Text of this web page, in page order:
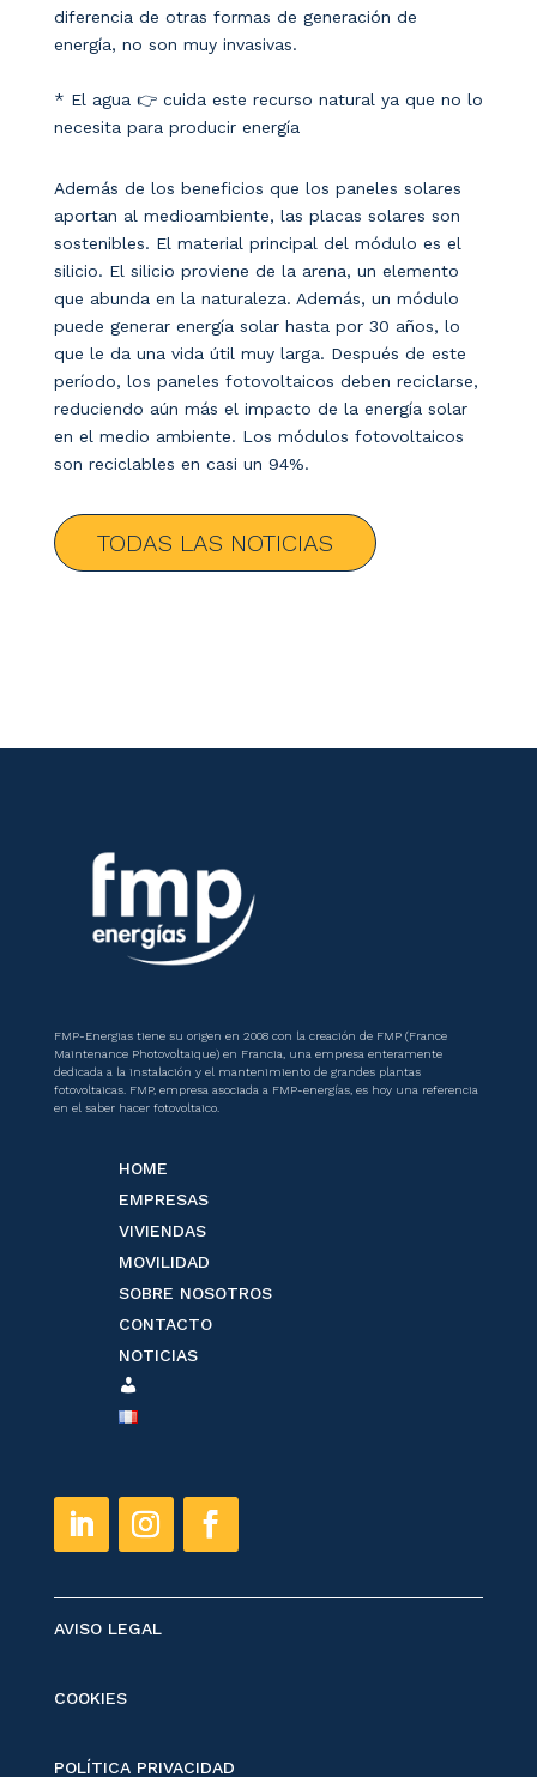
diferencia de otras formas de generación de
energía, no son muy invasivas.
* El agua 👉 cuida este recurso natural ya que no lo
necesita para producir energía
Además de los beneficios que los paneles solares
aportan al medioambiente, las placas solares son
sostenibles. El material principal del módulo es el
silicio. El silicio proviene de la arena, un elemento
que abunda en la naturaleza. Además, un módulo
puede generar energía solar hasta por 30 años, lo
que le da una vida útil muy larga. Después de este
período, los paneles fotovoltaicos deben reciclarse,
reduciendo aún más el impacto de la energía solar
en el medio ambiente. Los módulos fotovoltaicos
son reciclables en casi un 94%.
TODAS LAS NOTICIAS
FMP-Energias tiene su origen en 2008 con la creación de FMP (France
Maintenance Photovoltaique) en Francia, una empresa enteramente
dedicada a la instalación y el mantenimiento de grandes plantas
fotovoltaicas. FMP, empresa asociada a FMP-energías, es hoy una referencia
en el saber hacer fotovoltaico.
HOME
EMPRESAS
VIVIENDAS
MOVILIDAD
SOBRE NOSOTROS
CONTACTO
NOTICIAS
CLIENT
AVISO LEGAL
COOKIES
POLÍTICA PRIVACIDAD